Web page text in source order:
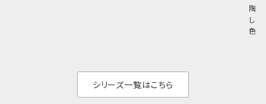
陶器
しい
色の
シリーズ一覧はこちら